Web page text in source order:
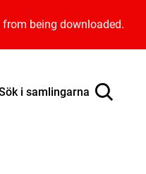
being downloaded.
i samlingarna